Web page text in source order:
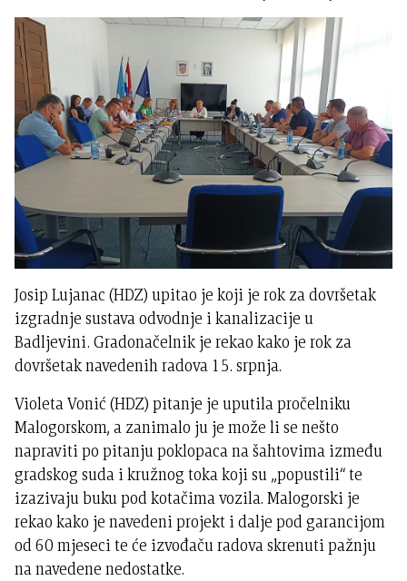
Josip Lujanac (HDZ) upitao je koji je rok za dovršetak
izgradnje sustava odvodnje i kanalizacije u
Badljevini. Gradonačelnik je rekao kako je rok za
dovršetak navedenih radova 15. srpnja.
Violeta Vonić (HDZ) pitanje je uputila pročelniku
Malogorskom, a zanimalo ju je može li se nešto
napraviti po pitanju poklopaca na šahtovima između
gradskog suda i kružnog toka koji su „popustili“ te
izazivaju buku pod kotačima vozila. Malogorski je
rekao kako je navedeni projekt i dalje pod garancijom
od 60 mjeseci te će izvođaču radova skrenuti pažnju
na navedene nedostatke.